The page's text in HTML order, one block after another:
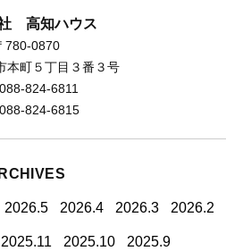
高知ハウス
780-0870
本町５丁目３番３号
824-6811
824-6815
2026.5 2026.4 2026.3 2026.2
2025.11 2025.10 2025.9